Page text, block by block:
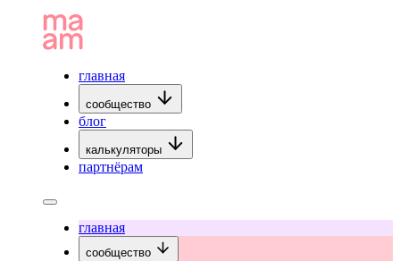
главная
сообщество
блог
калькуляторы
партнёрам
главная
сообщество